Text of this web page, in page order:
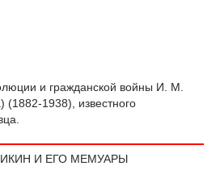
и гражданской войны И. М.
(1882-1938), известного
И ЕГО МЕМУАРЫ